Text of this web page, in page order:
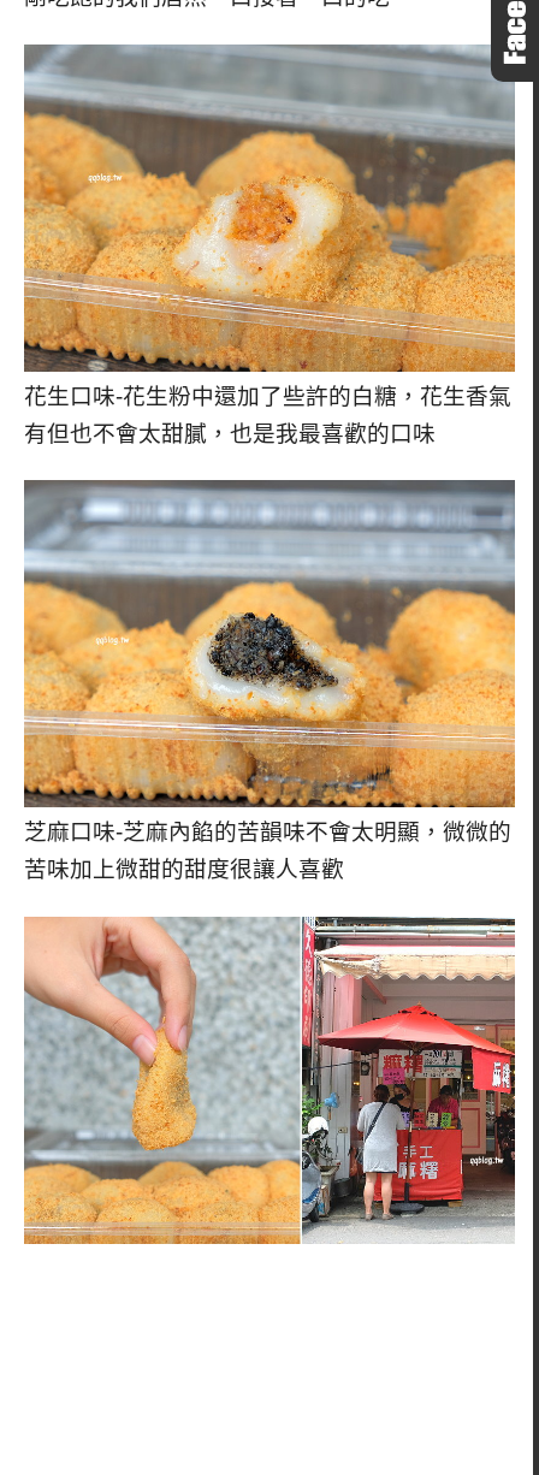
花生口味-花生粉中還加了些許的白糖，花生香氣
有但也不會太甜膩，也是我最喜歡的口味
芝麻口味-芝麻內餡的苦韻味不會太明顯，微微的
苦味加上微甜的甜度很讓人喜歡